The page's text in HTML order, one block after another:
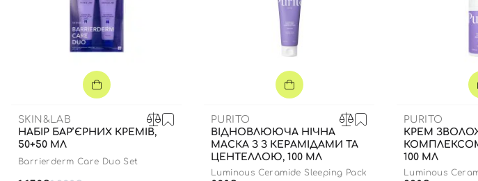
SKIN&LAB
НАБІР БАР’ЄРНИХ КРЕМІВ,
50+50 МЛ
Barrierderm Care Duo Set
PURITO
ВІДНОВЛЮЮЧА НІЧНА
МАСКА З З КЕРАМІДАМИ ТА
ЦЕНТЕЛЛОЮ, 100 МЛ
Luminous Ceramide Sleeping Pack
PURITO
КРЕМ
100 МЛ
Luminous
Номер телефону